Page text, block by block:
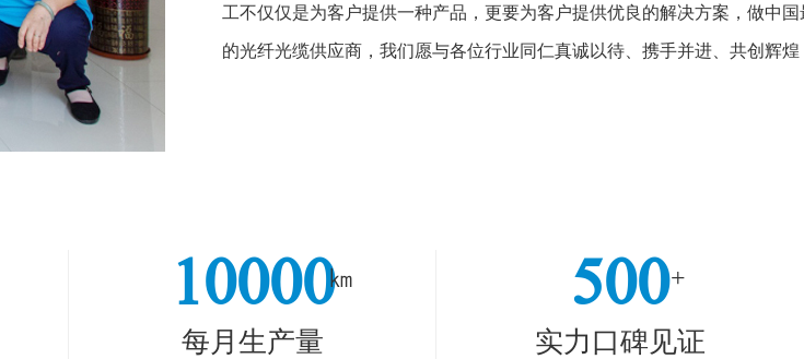
工不仅仅是为客户提供一种产品，更要为客户提供优良的解决方案，做中国
的光纤光缆供应商，我们愿与各位行业同仁真诚以待、携手并进、共创辉煌
10000㎞
每月生产量
500+
实力口碑见证